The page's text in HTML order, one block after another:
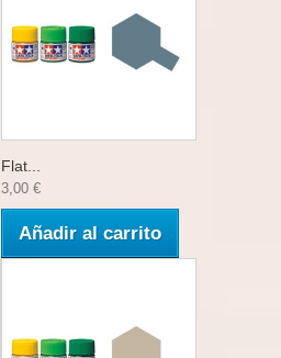
Flat...
3,00 €
Añadir al carrito